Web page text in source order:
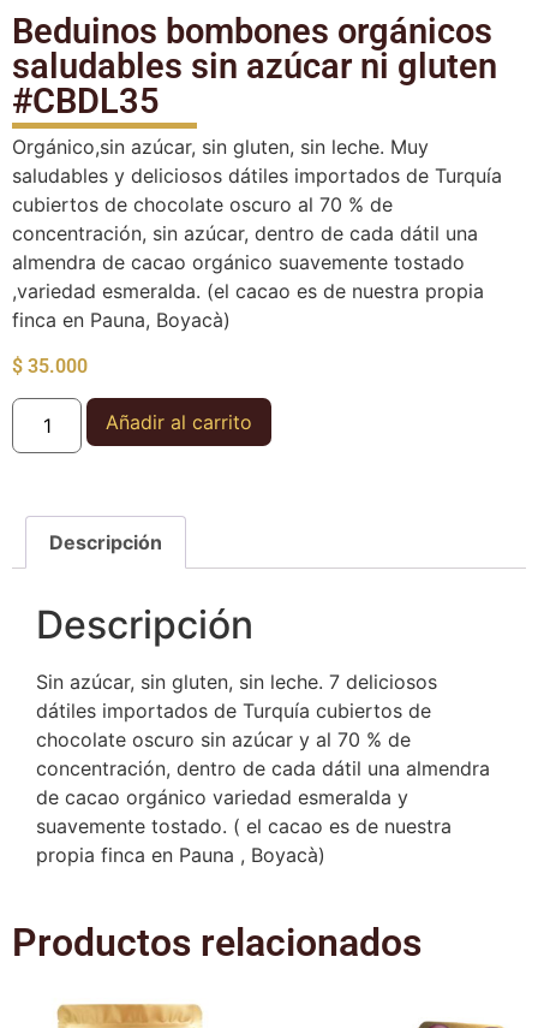
Beduinos bombones orgánicos
saludables sin azúcar ni gluten
#CBDL35
Orgánico,sin azúcar, sin gluten, sin leche. Muy
saludables y deliciosos dátiles importados de Turquía
cubiertos de chocolate oscuro al 70 % de
concentración, sin azúcar, dentro de cada dátil una
almendra de cacao orgánico suavemente tostado
,variedad esmeralda. (el cacao es de nuestra propia
finca en Pauna, Boyacà)
$ 35.000
Añadir al carrito
Descripción
Descripción
Sin azúcar, sin gluten, sin leche. 7 deliciosos
dátiles importados de Turquía cubiertos de
chocolate oscuro sin azúcar y al 70 % de
concentración, dentro de cada dátil una almendra
de cacao orgánico variedad esmeralda y
suavemente tostado. ( el cacao es de nuestra
propia finca en Pauna , Boyacà)
Productos relacionados